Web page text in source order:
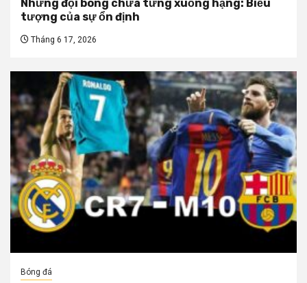
Những đội bóng chưa từng xuống hạng: Biểu
tượng của sự ổn định
Tháng 6 17, 2026
Bóng đá